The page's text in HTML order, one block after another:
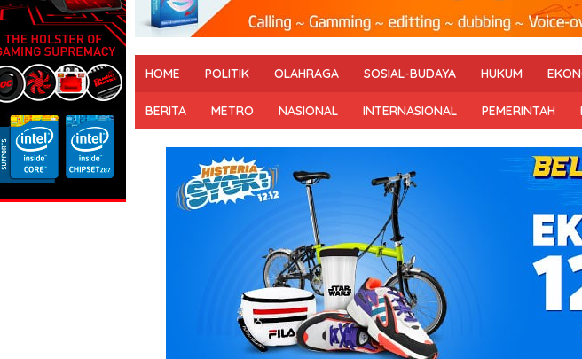
HOME POLITIK OLAHRAGA SOSIAL-BUDAYA HUKUM
BERITA METRO NASIONAL INTERNASIONAL PEMERINTAH